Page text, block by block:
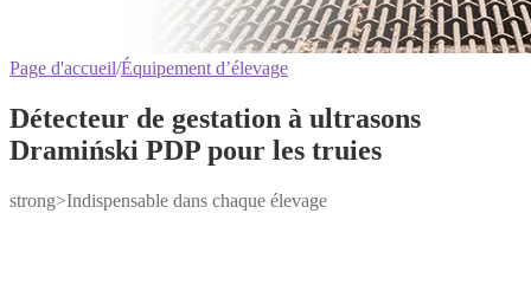
Page d'accueil/Équipement d’élevage
Détecteur de gestation à ultrasons
Dramiński PDP pour les truies
strong>Indispensable dans chaque élevage